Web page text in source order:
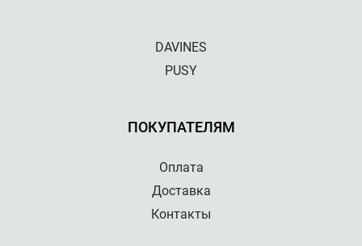
DAVINES
PUSY
ПОКУПАТЕЛЯМ
Оплата
Доставка
Контакты